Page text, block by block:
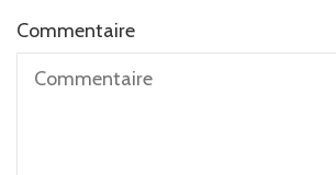
Commentaire